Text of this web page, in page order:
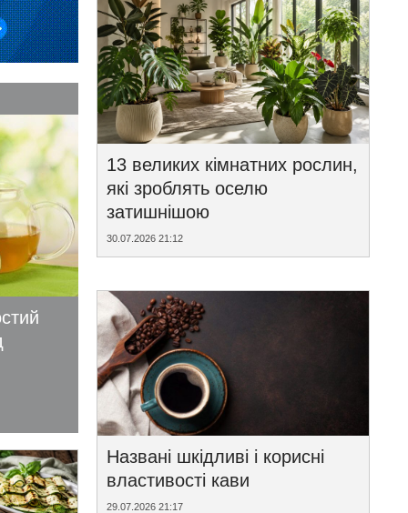
13 великих кімнатних рослин,
які зроблять оселю
затишнішою
30.07.2026 21:12
Названі шкідливі і корисні
властивості кави
29.07.2026 21:17